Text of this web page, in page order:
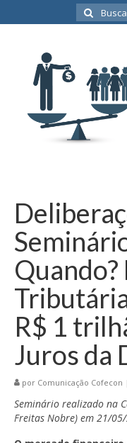
Buscar
por:
R$ 1
Juros da
por Comunicação Cofecon
Seminário realizado na
Freitas Nobre) em 21/